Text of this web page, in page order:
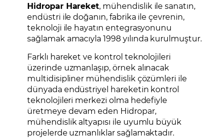
Hidropar Hareket, mühendislik ile sanatın,
endüstri ile doğanın, fabrika ile çevrenin,
teknoloji ile hayatın entegrasyonunu
sağlamak amacıyla 1998 yılında kurulmuştur.
Farklı hareket ve kontrol teknolojileri
üzerinde uzmanlaşıp, örnek alınacak
multidisipliner mühendislik çözümleri ile
dünyada endüstriyel hareketin kontrol
teknolojileri merkezi olma hedefiyle
üretmeye devam eden Hidropar,
mühendislik altyapısı ile uyumlu büyük
projelerde uzmanlıklar sağlamaktadır.